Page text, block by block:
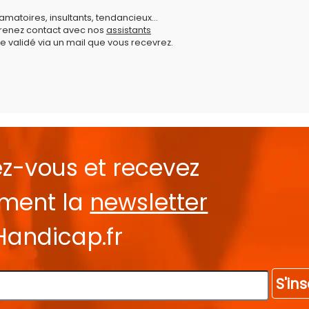
insultants, tendancieux...
contact avec nos assistants
validé via un mail que vous recevrez.
vous et recevez
la newsletter